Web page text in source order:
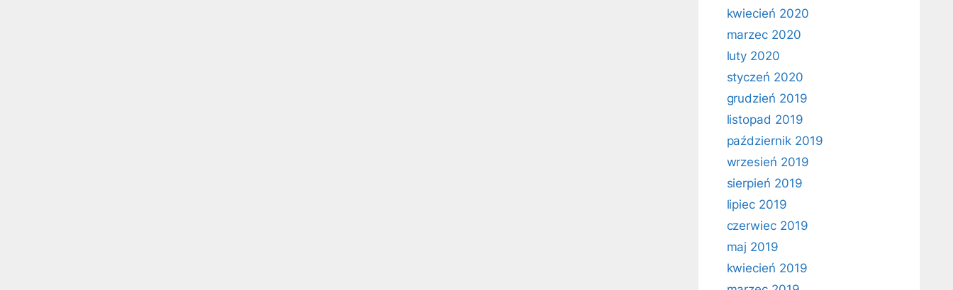
kwiecień 2020
marzec 2020
luty 2020
styczeń 2020
grudzień 2019
listopad 2019
październik 2019
wrzesień 2019
sierpień 2019
lipiec 2019
czerwiec 2019
maj 2019
kwiecień 2019